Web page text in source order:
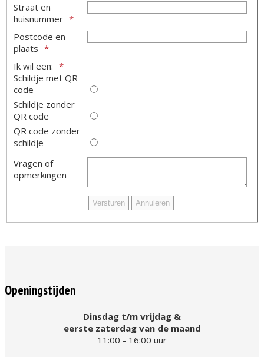
Straat en
huisnummer
Postcode en
plaats
Ik wil een:
Schildje met QR
code
Schildje zonder
QR code
QR code zonder
schildje
Vragen of
opmerkingen
Openingstijden
Dinsdag t/m vrijdag &
eerste zaterdag van de maand
11:00 - 16:00 uur